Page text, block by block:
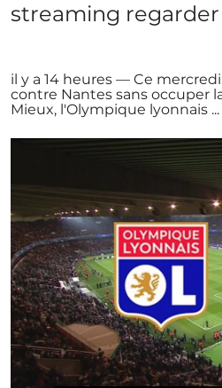
streaming
il y a 14 heures — Ce
contre Nantes sans occuper
Mieux, l'Olympique lyonnais ...